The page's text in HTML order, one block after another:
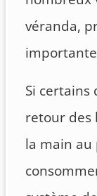
véranda,
Si certains
retour des
la main